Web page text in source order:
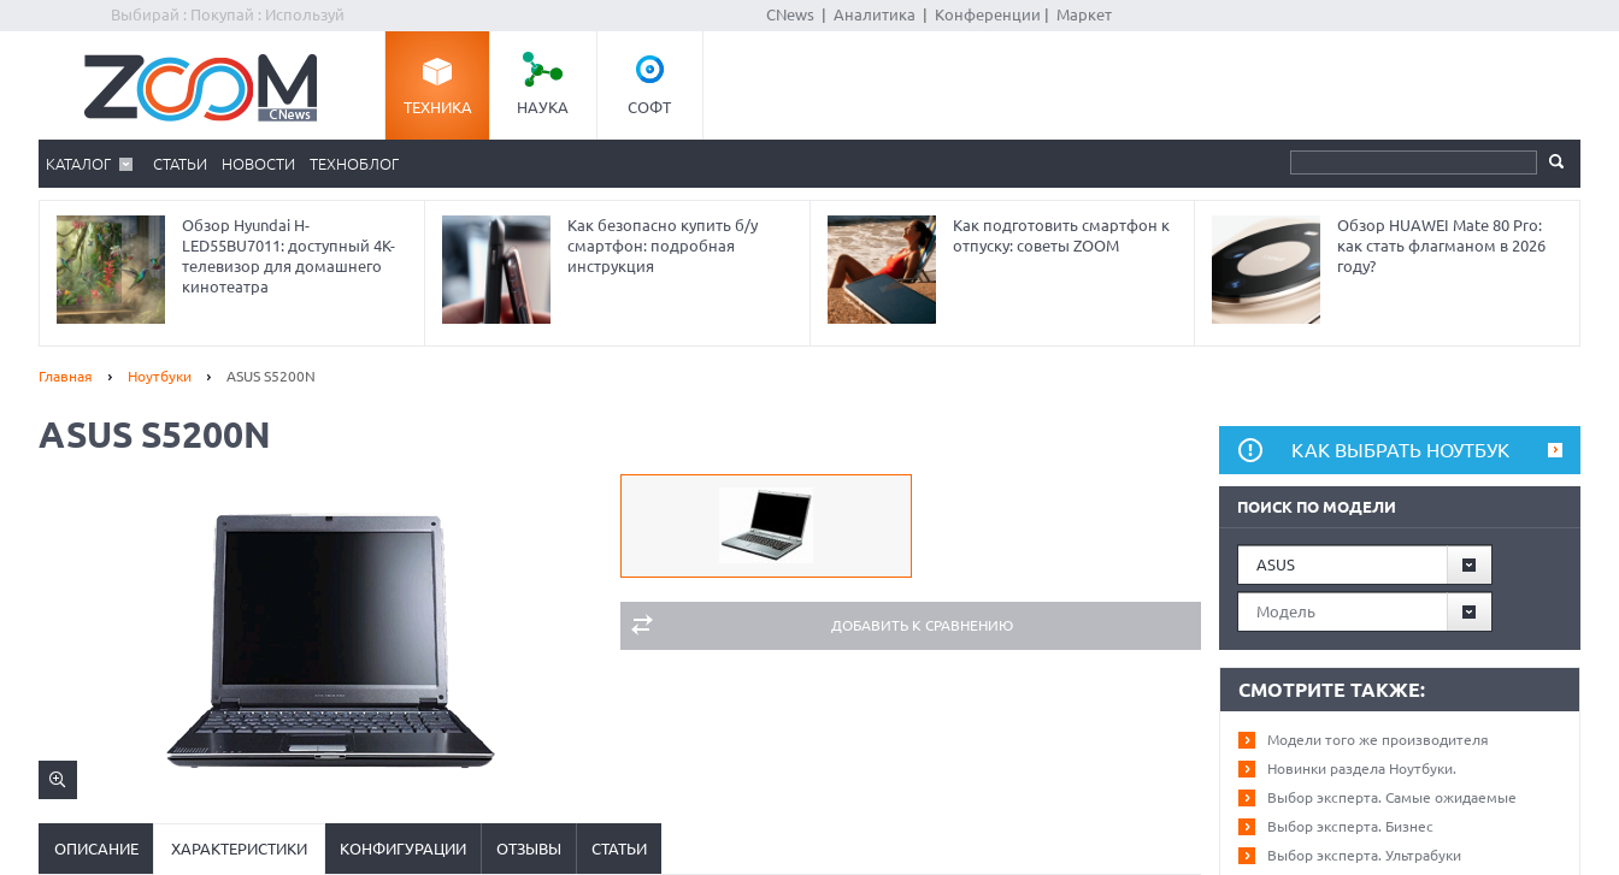
Выбирай : Покупай : Используй CNews| Аналитика Конференции Маркет
ТЕХНИКА НАУКА СОФТ
КАТАЛОГ СТАТЬИ НОВОСТИ ТЕХНОБЛОГ
Обзор Hyundai H-
LED55BU7011: доступный 4K-
телевизор для домашнего
кинотеатра
Как безопасно купить б/у
смартфон: подробная
инструкция
Как подготовить смартфон к
отпуску: советы ZOOM
Обзор HUAWEI Mate 80 Pro:
как стать флагманом в 2026
году?
Главная Ноутбуки ASUS S5200N
ASUS S5200N
ДОБАВИТЬ К СРАВНЕНИЮ
ОПИСАНИЕ ХАРАКТЕРИСТИКИ КОНФИГУРАЦИИ ОТЗЫВЫ СТАТЬИ
КАК ВЫБРАТЬ НОУТБУК
ПОИСК ПО МОДЕЛИ
ASUS
Модель
СМОТРИТЕ ТАКЖЕ:
Модели того же производителя
Новинки раздела Ноутбуки.
Выбор эксперта. Самые ожидаемые
Выбор эксперта. Бизнес
Выбор эксперта. Ультрабуки